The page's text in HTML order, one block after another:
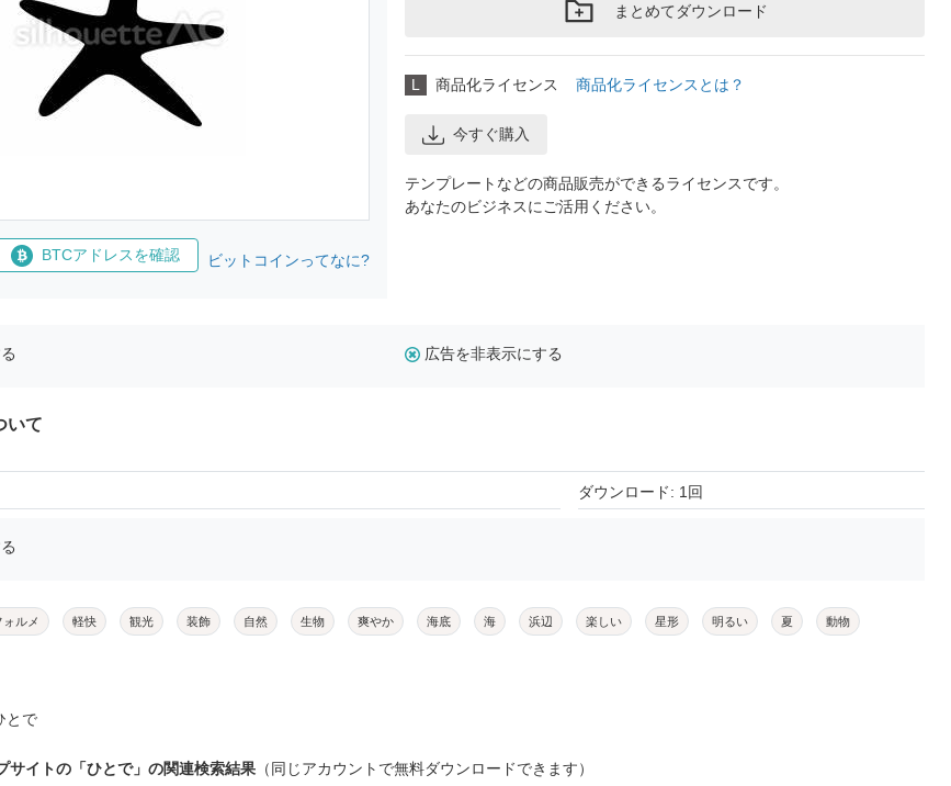
BTCアドレスを確認 ビットコインってなに?
まとめてダウンロード
L 商品化ライセンス 商品化ライセンスとは？
今すぐ購入
テンプレートなどの商品販売ができるライセンスです。
あなたのビジネスにご活用ください。
広告を非表示にする
いて
ダウンロード: 1回
ォルメ 軽快 観光 装飾 自然 生物 爽やか 海底 海 浜辺 楽しい 星形 明るい 夏 動物
とで
サイトの「ひとで」の関連検索結果 （同じアカウントで無料ダウンロードできます）